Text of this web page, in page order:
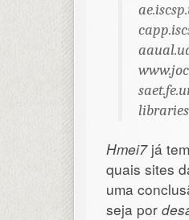
Hmei7já
quais sites
uma
seja por